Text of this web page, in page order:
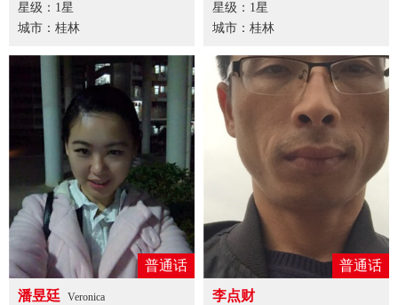
星级：1星
城市：桂林
星级：1星
城市：桂林
普通话
潘昱廷
Veronica
普通话
李点财